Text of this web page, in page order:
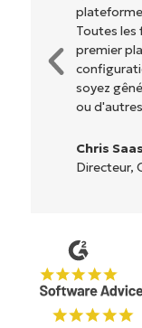
Toutes les
premier
soyez
ou
Chris Saas
Directeur,